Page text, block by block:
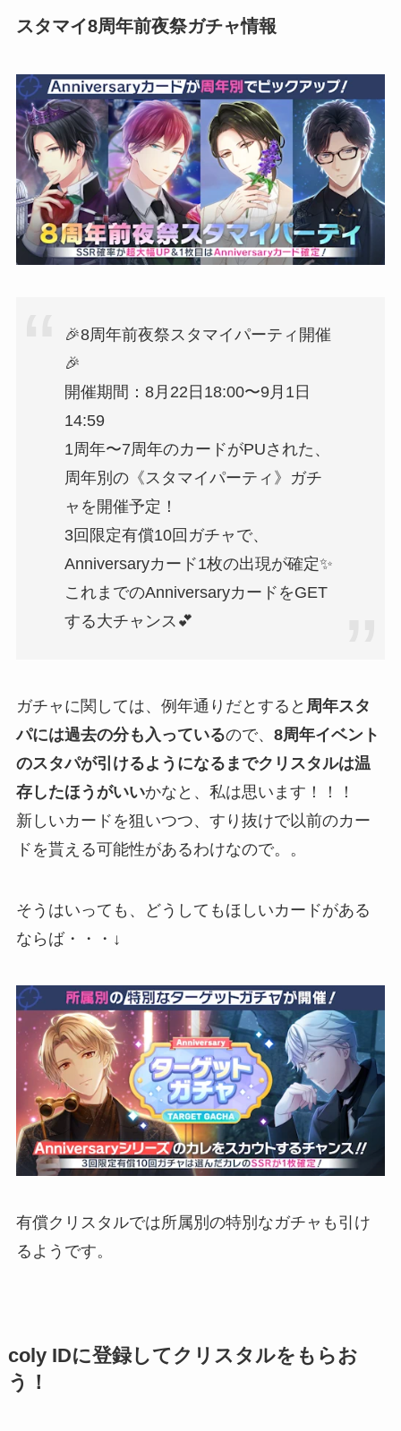
スタマイ8周年前夜祭ガチャ情報
🎉8周年前夜祭スタマイパーティ開催
🎉
開催期間：8月22日18:00〜9月1日
14:59
1周年〜7周年のカードがPUされた、
周年別の《スタマイパーティ》ガチ
ャを開催予定！
3回限定有償10回ガチャで、
Anniversaryカード1枚の出現が確定✨
これまでのAnniversaryカードをGET
する大チャンス💕
ガチャに関しては、例年通りだとすると 周年スタ
パには過去の分も入っているので、 8周年イベント
のスタパが引けるようになるまでクリスタルは温
存したほうがいいかなと、私は思います！！！
新しいカードを狙いつつ、すり抜けで以前のカー
ドを貰える可能性があるわけなので。。
そうはいっても、どうしてもほしいカードがある
ならば・・・↓
有償クリスタルでは所属別の特別なガチャも引け
るようです。
coly IDに登録してクリスタルをもらお
う！